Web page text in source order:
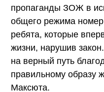
пропаганды ЗОЖ в
общего режима
ребята, которые
жизни, нарушив
на верный путь
правильному образу
Максюта.